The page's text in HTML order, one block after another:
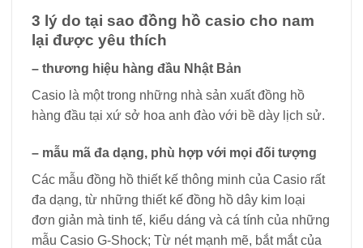
3 lý do tại sao đồng hồ casio cho nam
lại được yêu thích
– thương hiệu hàng đầu Nhật Bản
Casio là một trong những nhà sản xuất đồng hồ
hàng đầu tại xứ sở hoa anh đào với bề dày lịch sử.
– mẫu mã đa dạng, phù hợp với mọi đối tượng
Các mẫu đồng hồ thiết kế thông minh của Casio rất
đa dạng, từ những thiết kế đồng hồ dây kim loại
đơn giản mà tinh tế, kiểu dáng và cá tính của những
mẫu Casio G-Shock; Từ nét mạnh mẽ, bắt mắt của